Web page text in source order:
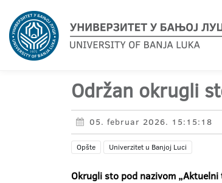
Održan okrugli
05. februar 2026. 15:15:18
Opšte Univerzitet u Banjoj Luci
Okrugli sto pod nazivom